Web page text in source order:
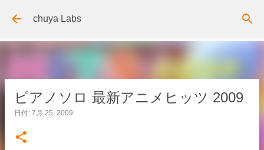
スキップしてメイン コンテンツに移動
chuya Labs
ピアノソロ 最新アニメヒッツ 2009
日付: 7月 25, 2009